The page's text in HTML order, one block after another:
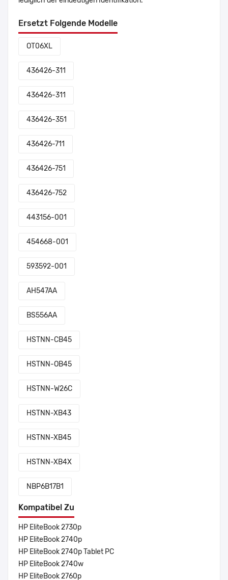
Ersetzt Folgende Modelle
OT06XL
436426-311
436426-311
436426-351
436426-711
436426-751
436426-752
443156-001
454668-001
593592-001
AH547AA
BS556AA
HSTNN-CB45
HSTNN-OB45
HSTNN-W26C
HSTNN-XB43
HSTNN-XB45
HSTNN-XB4X
NBP6B17B1
Kompatibel Zu
HP EliteBook 2730p
HP EliteBook 2740p
HP EliteBook 2740p Tablet PC
HP EliteBook 2740w
HP EliteBook 2760p